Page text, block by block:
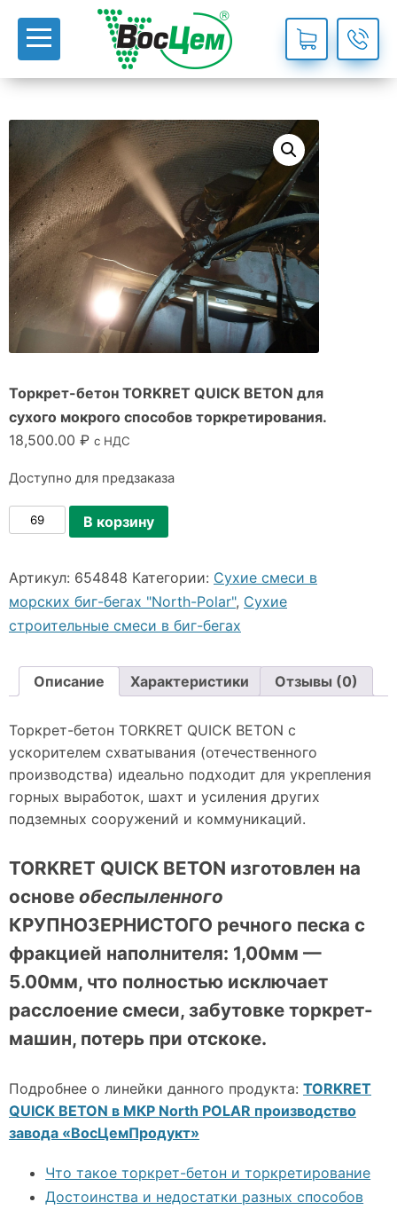
Торкрет-бетон TORKRET QUICK BETON для
сухого мокрого способов торкретирования.
18,500.00 ₽ с НДС
Доступно для предзаказа
Количество
бетон
TORKRET
QUICK
мокрого
способов
торкретирования.
В корзину
Артикул: 654848 Категории: Сухие смеси в
морских биг-бегах "North-Polar", Сухие
строительные смеси в биг-бегах
Описание Характеристики Отзывы (0)
Торкрет-бетон TORKRET QUICK BETON с
ускорителем схватывания (отечественного
производства) идеально подходит для укрепления
горных выработок, шахт и усиления других
подземных сооружений и коммуникаций.
TORKRET QUICK BETON изготовлен на
основе обеспыленного
КРУПНОЗЕРНИСТОГО речного песка с
фракцией наполнителя: 1,00мм —
5.00мм, что полностью исключает
расслоение смеси, забутовке торкрет-
машин, потерь при отскоке.
Подробнее о линейки данного продукта: TORKRET
QUICK BETON в МКР North POLAR производство
завода «ВосЦемПродукт»
Что такое торкрет-бетон и торкретирование
Достоинства и недостатки разных способов